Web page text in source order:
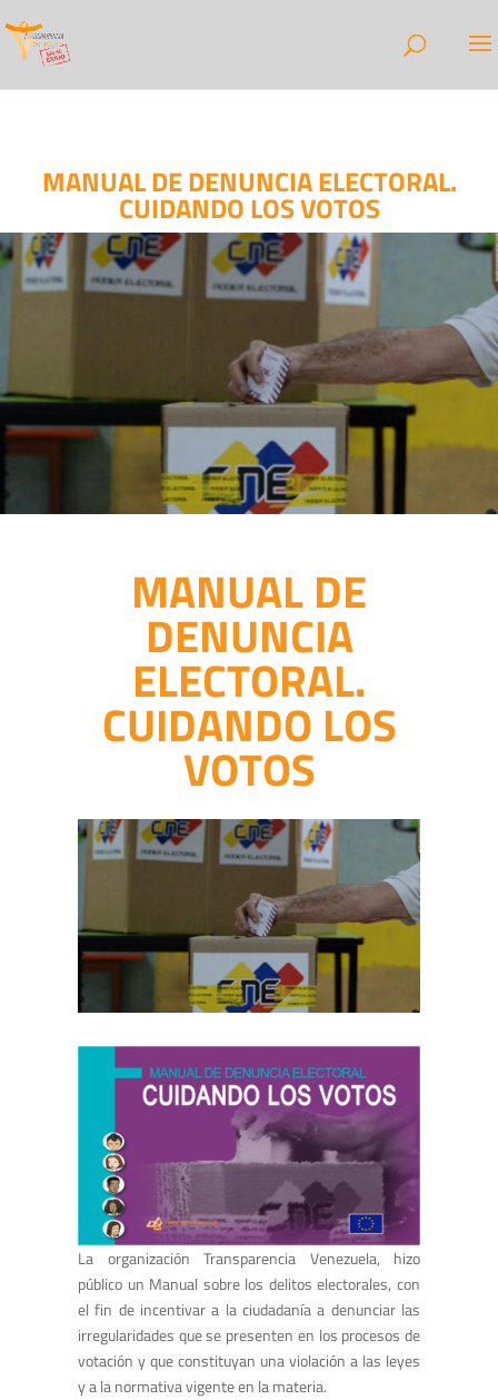
MANUAL DE DENUNCIA ELECTORAL.
CUIDANDO LOS VOTOS
MANUAL DE
DENUNCIA
ELECTORAL.
CUIDANDO LOS
VOTOS
La organización Transparencia Venezuela, hizo
público un Manual sobre los delitos electorales, con
el fin de incentivar a la ciudadanía a denunciar las
irregularidades que se presenten en los procesos de
votación y que constituyan una violación a las leyes
y a la normativa vigente en la materia.